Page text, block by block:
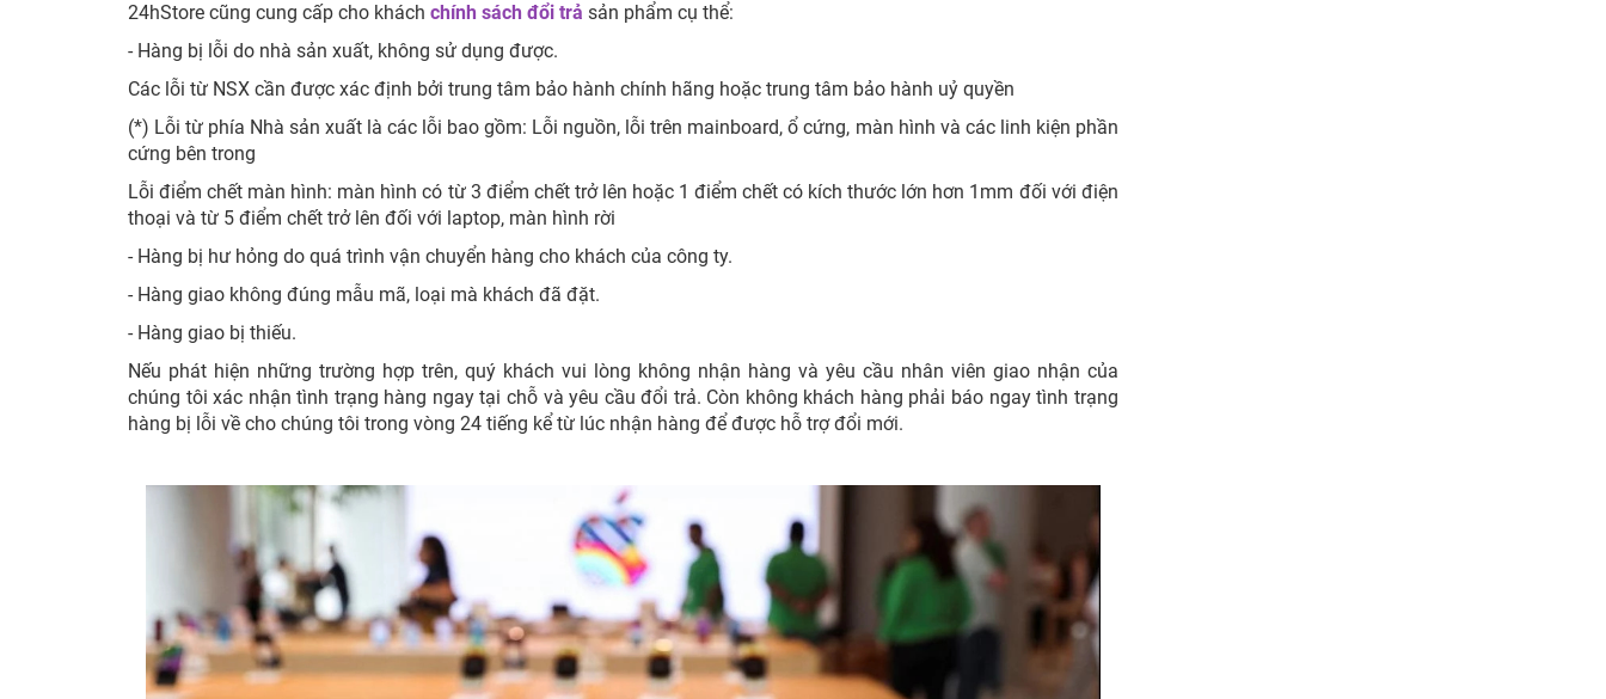
24hStore cũng cung cấp cho khách chính sách đổi trả sản phẩm cụ thể:
- Hàng bị lỗi do nhà sản xuất, không sử dụng được.
Các lỗi từ NSX cần được xác định bởi trung tâm bảo hành chính hãng hoặc trung tâm bảo hành uỷ quyền
(*) Lỗi từ phía Nhà sản xuất là các lỗi bao gồm: Lỗi nguồn, lỗi trên mainboard, ổ cứng, màn hình và các linh kiện phần
cứng bên trong
Lỗi điểm chết màn hình: màn hình có từ 3 điểm chết trở lên hoặc 1 điểm chết có kích thước lớn hơn 1mm đối với điện
thoại và từ 5 điểm chết trở lên đối với laptop, màn hình rời
- Hàng bị hư hỏng do quá trình vận chuyển hàng cho khách của công ty.
- Hàng giao không đúng mẫu mã, loại mà khách đã đặt.
- Hàng giao bị thiếu.
Nếu phát hiện những trường hợp trên, quý khách vui lòng không nhận hàng và yêu cầu nhân viên giao nhận của
chúng tôi xác nhận tình trạng hàng ngay tại chỗ và yêu cầu đổi trả. Còn không khách hàng phải báo ngay tình trạng
hàng bị lỗi về cho chúng tôi trong vòng 24 tiếng kể từ lúc nhận hàng để được hỗ trợ đổi mới.